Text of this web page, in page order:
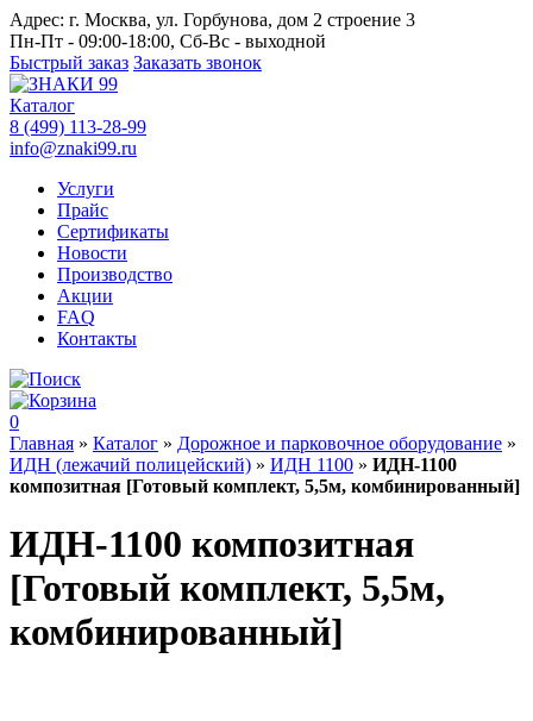
Адрес: г. Москва, ул. Горбунова, дом 2 строение 3
Пн-Пт - 09:00-18:00, Сб-Вс - выходной
Быстрый заказ Заказать звонок
Каталог
8 (499) 113-28-99
info@znaki99.ru
Услуги
Прайс
Сертификаты
Новости
Производство
Акции
FAQ
Контакты
0
Главная » Каталог » Дорожное и парковочное оборудование »
ИДН (лежачий полицейский) » ИДН 1100 » ИДН-1100
композитная [Готовый комплект, 5,5м, комбинированный]
ИДН-1100 композитная
[Готовый комплект, 5,5м,
комбинированный]